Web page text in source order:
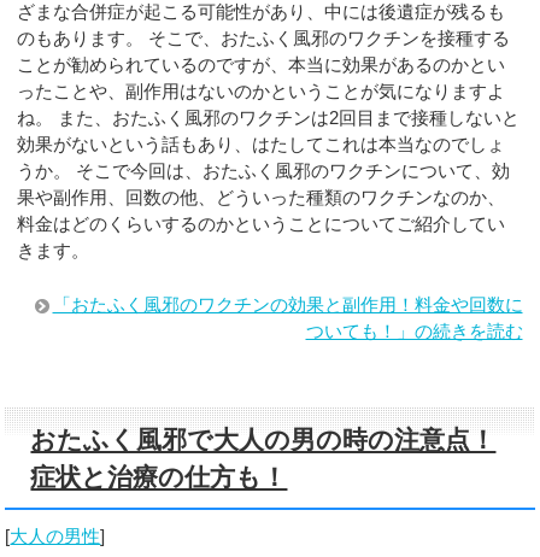
ざまな合併症が起こる可能性があり、中には後遺症が残るも
のもあります。 そこで、おたふく風邪のワクチンを接種する
ことが勧められているのですが、本当に効果があるのかとい
ったことや、副作用はないのかということが気になりますよ
ね。 また、おたふく風邪のワクチンは2回目まで接種しないと
効果がないという話もあり、はたしてこれは本当なのでしょ
うか。 そこで今回は、おたふく風邪のワクチンについて、効
果や副作用、回数の他、どういった種類のワクチンなのか、
料金はどのくらいするのかということについてご紹介してい
きます。
「おたふく風邪のワクチンの効果と副作用！料金や回数に
ついても！」の続きを読む
おたふく風邪で大人の男の時の注意点！
症状と治療の仕方も！
[大人の男性]